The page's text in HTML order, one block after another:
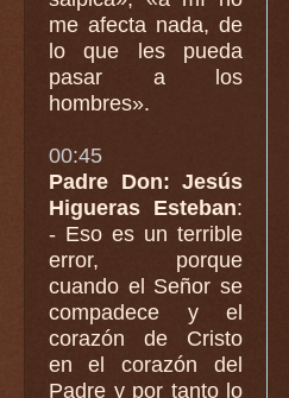
me afecta nada, de
lo que les pueda
pasar a los
hombres».
00:45
Padre Don: Jesús
Higueras Esteban:
- Eso es un terrible
error, porque
cuando el Señor se
compadece y el
corazón de Cristo
en el corazón del
Padre y por tanto lo